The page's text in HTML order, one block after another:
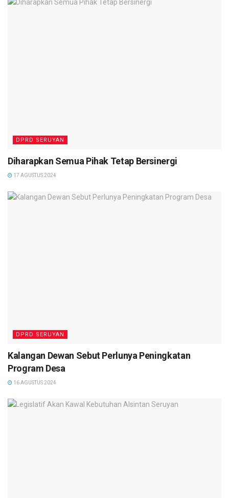
karena memang saya mendengar kegiatan seperti ini setiap
DPRD SERUYAN
Diharapkan Semua Pihak Tetap Bersinergi
17 AGUSTUS 2024
DPRD SERUYAN
Kalangan Dewan Sebut Perlunya Peningkatan
Program Desa
16 AGUSTUS 2024